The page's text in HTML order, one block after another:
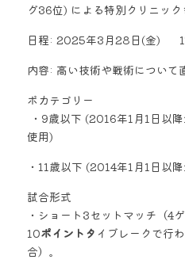
グ36位) による特別クリニッ
日程: 2025年3月28日(金)
内容: 高い技術や戦術について
ボカテゴリー
・9歳以下 (2016年1月1日以
使用)
・11歳以下 (2014年1月1日以
試合形式
・ショート3セットマッチ（4
10ポイントタ イブレークで行
合）。